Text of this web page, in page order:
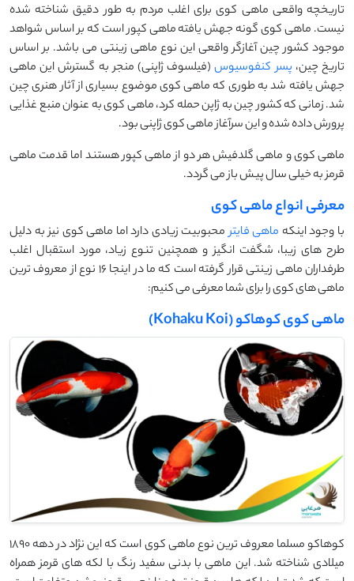
تاریخچه واقعی ماهی کوی برای اغلب مردم به طور دقیق شناخته شده
نیست. ماهی کوی گونه جهش یافته ماهی کپور است که بر اساس شواهد
موجود کشور چین آغازگر واقعی این نوع ماهی زینتی می باشد. بر اساس
تاریخ چین، پسر کنفوسیوس(فیلسوف ژاپنی) منجر به گسترش این ماهی
جهش یافته شد به طوری که ماهی کوی موضوع بسیاری از آثار هنری چین
شد. زمانی که کشور چین به ژاپن حمله کرد، ماهی کوی به عنوان منبع غذایی
پرورش داده شده و این سرآغاز ماهی کوی ژاپنی بود.
ماهی کوی و ماهی گلدفیش هر دو از ماهی کپور هستند اما قدمت ماهی
قرمز به خیلی سال پیش باز می گردد.
معرفی انواع ماهی کوی
با وجود اینکه ماهی فایترمحبوبیت زیادی دارد اما ماهی کوی نیز به دلیل
طرح های زیبا، شگفت انگیز و همچنین تنوع زیاد، مورد استقبال اغلب
طرفداران ماهی زینتی قرار گرفته است که ما در اینجا 16 نوع از معروف ترین
ماهی های کوی را برای شما معرفی می کنیم:
ماهی کوی کوهاکو (Kohaku Koi)
کوهاکو مسلما معروف ترین نوع ماهی کوی است که این نژاد در دهه 1890
میلادی شناخته شد. این ماهی با بدنی سفید رنگ با لکه های قرمز همراه